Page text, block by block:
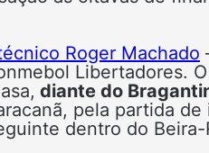
Roger Machado
Libertadores. O
diante do
pela partida de
dentro do Beira-